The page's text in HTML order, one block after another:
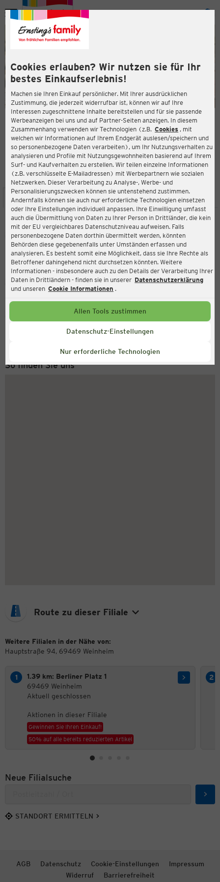
Cookies erlauben? Wir nutzen sie für Ihr
bestes Einkaufserlebnis!
Machen sie Ihren Einkauf persönlicher. Mit Ihrer ausdrücklichen
Zustimmung, die jederzeit widerrufbar ist, können wir auf Ihre
Interessen zugeschnittene Inhalte bereitstellen und für sie passende
Werbeanzeigen bei uns und auf Partner-Seiten anzeigen. In diesem
Zusammenhang verwenden wir Technologien (z.B. Cookies , mit
welchen wir Informationen auf Ihrem Endgerät auslesen/speichern und
so personenbezogene Daten verarbeiten), um Ihr Nutzungsverhalten zu
analysieren und Profile mit Nutzungsgewohnheiten basierend auf Ihrem
Surf- und Kaufverhalten zu erstellen. Wir teilen einzelne Informationen
(z.B. verschlüsselte E-Mailadressen) mit Werbepartnern wie sozialen
Netzwerken. Dieser Verarbeitung zu Analyse-, Werbe- und
Personalisierungszwecken können sie untenstehend zustimmen.
Andernfalls können sie auch nur erforderliche Technologien einsetzen
oder Ihre Einstellungen individuell anpassen. Ihre Einwilligung umfasst
auch die Übermittlung von Daten zu Ihrer Person in Drittländer, die kein
mit der EU vergleichbares Datenschutzniveau aufweisen. Falls
personenbezogene Daten dorthin übermittelt werden, könnten
Behörden diese gegebenenfalls unter Umständen erfassen und
analysieren. Es besteht somit eine Möglichkeit, dass sie Ihre Rechte als
Betroffener dahingehend nicht durchsetzen könnten. Weitere
Informationen - insbesondere auch zu den Details der Verarbeitung Ihrer
Daten in Drittländern - finden sie in unserer Datenschutzerklärung
und unseren Cookie Informationen .
Allen Tools zustimmen
Datenschutz-Einstellungen
Nur erforderliche Technologien
Menü
ERNSTING'S FAMILY FILIALE
Hauptstraße 94
69469 Weinheim
4,5
Bewertung:
STANDORT SERVICES SORTIMENT AKTIONEN
Ernsting's family
Hauptstraße 94, 69469 Weinheim
Aktuell:
Geschlossen
Service Hotline
+49 (0) 2546 / 98 999 98
So finden Sie uns
Route zu dieser Filiale
Weitere Filialen in der Nähe von:
Hauptstraße 94, 69469 Weinheim
1.39 km: Berliner Platz 1
69469 Weinheim
Aktuell geschlossen
Aktionen in dieser Filiale
Gewinnen Sie Ihren Einkauf!
50% auf alle bereits reduzierten Artikel
Neue Filialsuche
STANDORT ERMITTELN
AGB Datenschutz Cookie-Einstellungen
Impressum
Widerruf
Barrierefreiheit